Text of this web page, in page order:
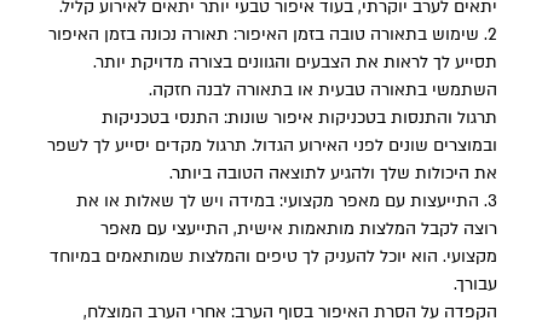
יתאים לערב יוקרתי, בעוד איפור טבעי יותר יתאים לאירוע קליל.
2. שימוש בתאורה טובה בזמן האיפור: תאורה נכונה בזמן האיפור
תסייע לך לראות את הצבעים והגוונים בצורה מדויקת יותר.
השתמשי בתאורה טבעית או בתאורה לבנה חזקה.
תרגול והתנסות בטכניקות איפור שונות: התנסי בטכניקות
ובמוצרים שונים לפני האירוע הגדול. תרגול מקדים יסייע לך לשפר
את היכולות שלך ולהגיע לתוצאה הטובה ביותר.
3. התייעצות עם מאפר מקצועי: במידה ויש לך שאלות או את
רוצה לקבל המלצות מותאמות אישית, התייעצי עם מאפר
מקצועי. הוא יוכל להעניק לך טיפים והמלצות שמותאמים במיוחד
עבורך.
הקפדה על הסרת האיפור בסוף הערב: אחרי הערב המוצלח,